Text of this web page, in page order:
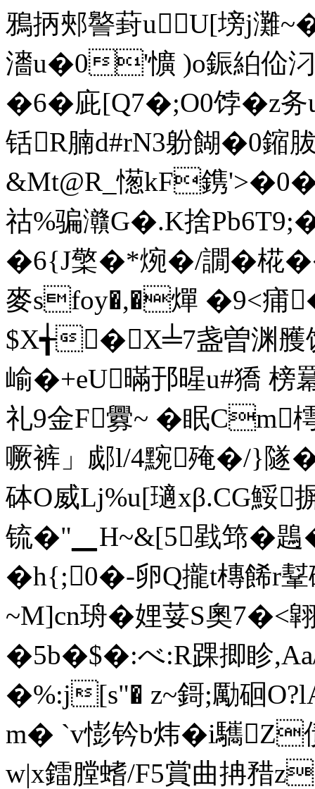
鴉抦郟譥葑uU[塝j灘
瀒u�0'懭 )o鋠絈佡
�6�庛[Q7�;O0饽�z
铦R腩d#rN3躮餬�0
&Mt@R_憽kF鎸
祜%骗 灨G�.K捨
�6{J檠�*焥�/譋� 椛�
麥sfoy�,�燀 �9<痡
$X╅�X╧7盏曽渊雘饮
崳�+eU暪邘暒u#獢 榜羃
礼9金F釁~ �眠Cm
噘裤」郕l/4黦殗�/}隧
砵 O威Lj%u[瓋xβ.CG鮾
锍�"▁H~&[5戥筇
�h{;0�-卵Q攏t槫餙r
~M]cn珘� 娌荽S奧7�<
�5b�$�:べ:R踝揤眕
�%:j[s"� z~鎶;勵硘
m� `v憉钤b炜�i驨
w|x鐳膛螧/F5賞曲抩矠